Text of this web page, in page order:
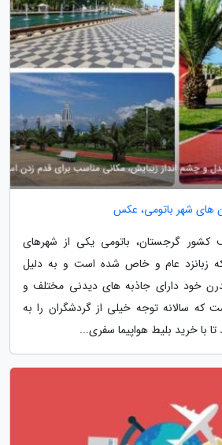
های شهر باتومی، عکس
کشور گرجستان، باتومی یکی از شهرهای
زبانزد عام و خاص شده است و به دلیل
خود دارای جاذبه های دیدنی مختلف و
که سالانه توجه خیلی از گردشگران را به
با خرید بلیط هواپیما سفری...